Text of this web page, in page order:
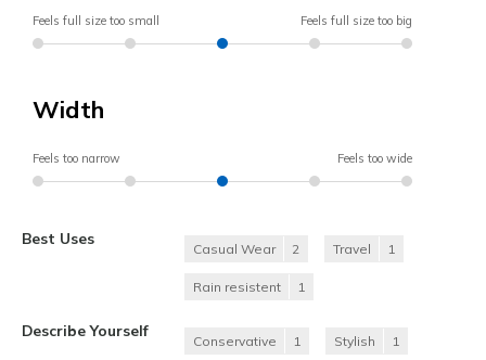
Feels full size too small Feels full size too big
Width
Feels too narrow Feels too wide
Best Uses
Casual Wear 2 Travel 1
Rain resistent 1
Describe Yourself
Conservative 1 Stylish 1